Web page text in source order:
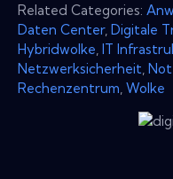
Related Categories:
Daten Center, Digitale
Hybridwolke IT
Netzwerksicherheit
Rechenzentrum Wolke